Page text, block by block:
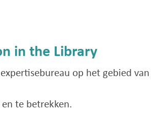
in the Library
op het gebied van
te betrekken.